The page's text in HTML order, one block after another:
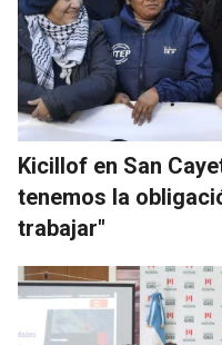
Kicillof en San
tenemos la
trabajar"